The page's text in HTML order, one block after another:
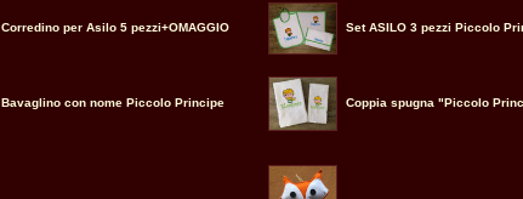
Corredino per Asilo 5 pezzi+OMAGGIO Set ASILO 3 pezzi Piccolo
Bavaglino con nome Piccolo Principe Coppia spugna "Piccolo